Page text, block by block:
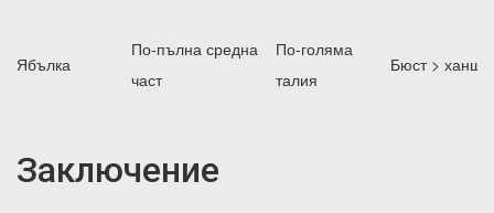
Ябълка
По-пълна средна
част
По-голяма
талия
Бюст > ханш
Заключение